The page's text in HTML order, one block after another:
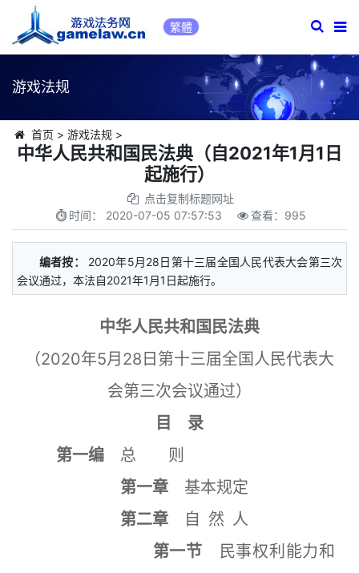
繁體
游戏法规
首页 > 游戏法规 >
中华人民共和国民法典（自2021年1月1日
起施行）
点击复制标题网址
时间： 2020-07-05 07:57:53 查看： 995
编者按：
2020年5月28日第十三届全国人民代表大会第三次
会议通过，本法自2021年1月1日起施行。
中华人民共和国民法典
（2020年5月28日第十三届全国人民代表大
会第三次会议通过）
目 录
第一编 总 则
第一章 基本规定
第二章 自 然 人
第一节 民事权利能力和